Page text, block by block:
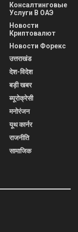
Консалтинговые
Услуги В ОАЭ
Новости
Криптовалют
Новости Форекс
उत्तराखंड
देश-विदेश
बड़ी खबर
ब्यूरोक्रेसी
मनोरंजन
यूथ कार्नर
राजनीति
सामाजिक